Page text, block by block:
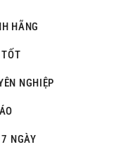
HÃNG
NGHIỆP
NGÀY